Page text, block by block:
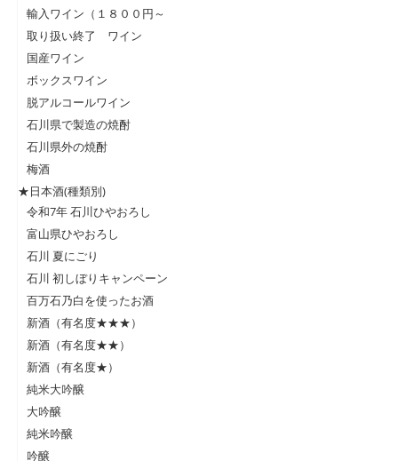
輸入ワイン（１８００円～
取り扱い終了 ワイン
国産ワイン
ボックスワイン
脱アルコールワイン
石川県で製造の焼酎
石川県外の焼酎
梅酒
★日本酒(種類別)
令和7年 石川ひやおろし
富山県ひやおろし
石川 夏にごり
石川 初しぼりキャンペーン
百万石乃白を使ったお酒
新酒（有名度★★★）
新酒（有名度★★）
新酒（有名度★）
純米大吟醸
大吟醸
純米吟醸
吟醸